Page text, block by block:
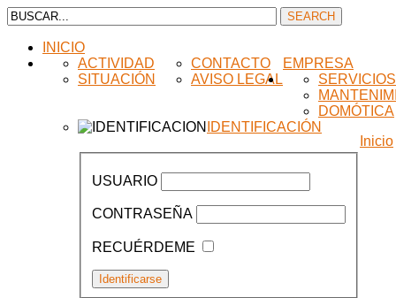
INICIO
EMPRESA
ACTIVIDAD
SITUACIÓN
CONTACTO
AVISO LEGAL
DOMÓTICA
IDENTIFICACIÓN
USUARIO
CONTRASEÑA
RECUÉRDEME
Inicio